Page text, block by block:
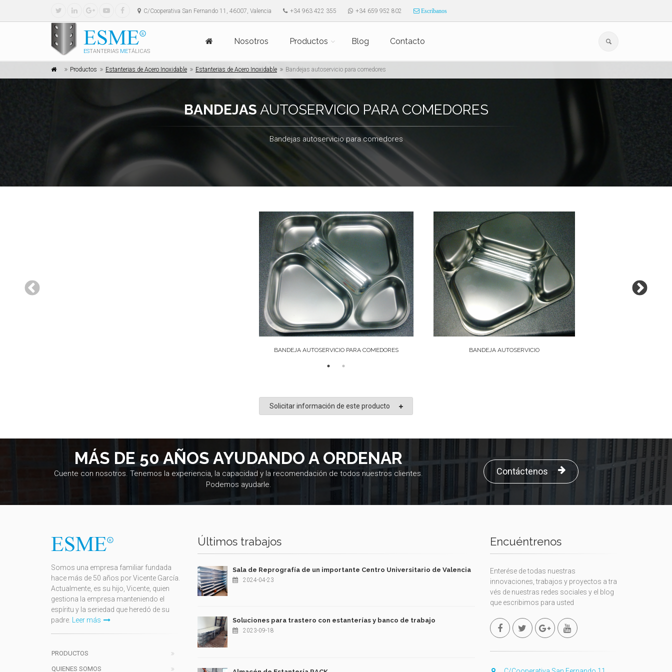
C/Cooperativa San Fernando 11, 46007, Valencia +34 963 422 355 +34 659 952 802 Escríbanos
ESTANTERIAS METÁLICAS
Nosotros Productos Blog Contacto
Productos Estanterias de Acero Inoxidable Estanterias de Acero Inoxidable Bandejas autoservicio para comedores
BANDEJAS AUTOSERVICIO PARA COMEDORES
Bandejas autoservicio para comedores
BANDEJA AUTOSERVICIO PARA COMEDORES BANDEJA AUTOSERVICIO
Solicitar información de este producto
MÁS DE 50 AÑOS AYUDANDO A ORDENAR
Cuente con nosotros. Tenemos la experiencia, la capacidad y la recomendación de todos nuestros clientes.
Podemos ayudarle.
Contáctenos
Somos una empresa familiar fundada
hace más de 50 años por Vicente García.
Actualmente, es su hijo, Vicente, quien
gestiona la empresa manteniendo el
espíritu y la seriedad que heredó de su
padre.
Leer más
PRODUCTOS
QUIENES SOMOS
Últimos trabajos
Sala de Reprografía de un importante Centro Universitario de Valencia
2024-04-23
Soluciones para trastero con estanterías y banco de trabajo
2023-09-18
Encuéntrenos
Enterése de todas nuestras
innovaciones, trabajos y proyectos a tra
vés de nuestras redes sociales y el blog
que escribimos para usted